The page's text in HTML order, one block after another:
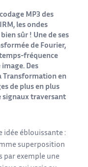
MP3 des
les ondes
sûr ! Une de ses
de Fourier,
fréquence
image. Des
Transformation en
de plus en plus
signaux traversant
idée éblouissante :
superposition
par exemple une